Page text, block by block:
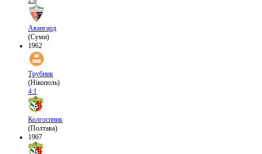
Авангард
(Суми)
1962
Трубник
(Нікополь)
4:1
Колгоспник
(Полтава)
1967